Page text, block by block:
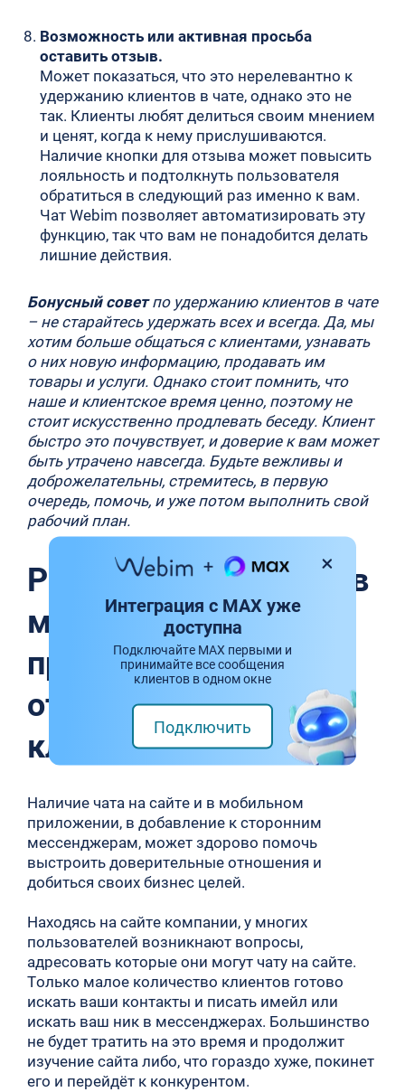
Возможность или активная просьба
оставить отзыв.
Может показаться, что это нерелевантно к
удержанию клиентов в чате, однако это не
так. Клиенты любят делиться своим мнением
и ценят, когда к нему прислушиваются.
Наличие кнопки для отзыва может повысить
лояльность и подтолкнуть пользователя
обратиться в следующий раз именно к вам.
Чат Webim позволяет автоматизировать эту
функцию, так что вам не понадобится делать
лишние действия.
Бонусный советпо удержанию клиентов в чате
– не старайтесь удержать всех и всегда. Да, мы
хотим больше общаться с клиентами, узнавать
о них новую информацию, продавать им
товары и услуги. Однако стоит помнить, что
наше и клиентское время ценно, поэтому не
стоит искусственно продлевать беседу. Клиент
быстро это почувствует, и доверие к вам может
быть утрачено навсегда. Будьте вежливы и
доброжелательны, стремитесь, в первую
очередь, помочь, и уже потом выполнить свой
рабочий план.
Роль чата на сайте и в
мобильном
приложении для
отношений с
клиентами
Наличие чата на сайте и в мобильном
приложении, в добавление к сторонним
мессенджерам, может здорово помочь
выстроить доверительные отношения и
добиться своих бизнес целей.
Находясь на сайте компании, у многих
пользователей возникнают вопросы,
адресовать которые они могут чату на сайте.
Только малое количество клиентов готово
искать ваши контакты и писать имейл или
искать ваш ник в мессенджерах. Большинство
не будет тратить на это время и продолжит
изучение сайта либо, что гораздо хуже, покинет
его и перейдёт к конкурентом.
Интеграция с MAX уже
доступна
Подключайте MAX первыми и
принимайте все сообщения
клиентов в одном окне
Подключить